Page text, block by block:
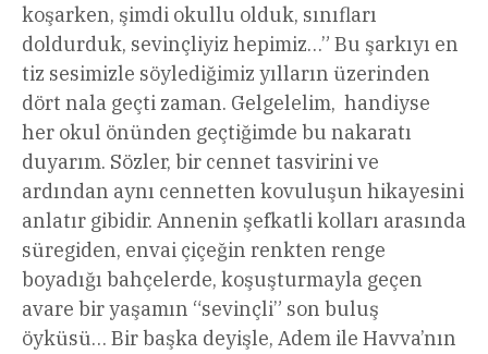
koşarken, şimdi okullu olduk, sınıfları
doldurduk, sevinçliyiz hepimiz…” Bu şarkıyı en
tiz sesimizle söylediğimiz yılların üzerinden
dört nala geçti zaman. Gelgelelim, handiyse
her okul önünden geçtiğimde bu nakaratı
duyarım. Sözler, bir cennet tasvirini ve
ardından aynı cennetten kovuluşun hikayesini
anlatır gibidir. Annenin şefkatli kolları arasında
süregiden, envai çiçeğin renkten renge
boyadığı bahçelerde, koşuşturmayla geçen
avare bir yaşamın “sevinçli” son buluş
öyküsü… Bir başka deyişle, Adem ile Havva’nın